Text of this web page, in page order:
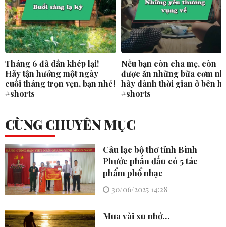
Tháng 6 đã dần khép lại!
Hãy tận hưởng một ngày
cuối tháng trọn vẹn, bạn nhé!
#shorts
Nếu bạn còn cha mẹ, còn
được ăn những bữa cơm
hãy dành thời gian ở bên
#shorts
CÙNG CHUYÊN MỤC
Câu lạc bộ thơ tỉnh Bình
Phước phấn đấu có 5 tác
phẩm phổ nhạc
30/06/2025 14:28
Mua vài xu nhớ…